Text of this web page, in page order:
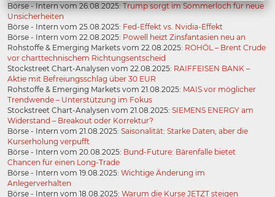
Börse - Intern vom 26.08.2025: Trump sorgt im Sommerloch für neue
Unsicherheiten
Börse - Intern vom 25.08.2025: Fed-Effekt vs. Nvidia-Effekt
Börse - Intern vom 22.08.2025: Powell heizt Zinsfantasien neu an
Rohstoffe & Emerging Markets vom 22.08.2025: ROHÖL – Brent Crude
vor charttechnischem Richtungsentscheid
Stockstreet Chart-Analysen vom 22.08.2025: RAIFFEISEN BANK –
Aktie mit Befreiungsschlag über 30 EUR
Rohstoffe & Emerging Markets vom 21.08.2025: MAIS vor möglicher
Trendwende – Unterstützung im Fokus
Stockstreet Chart-Analysen vom 21.08.2025: SIEMENS ENERGY am
Widerstand – Breakout oder Korrektur?
Börse - Intern vom 21.08.2025: Saisonalität: Starke Daten, aber die
Kurserholung verpufft
Börse - Intern vom 20.08.2025: Bund-Future: Bärenfalle bietet
Chancen für einen Long-Trade
Börse - Intern vom 19.08.2025: Wichtige Änderung im
Anlegerverhalten
Börse - Intern vom 18.08.2025: Warum die Kurse JETZT steigen